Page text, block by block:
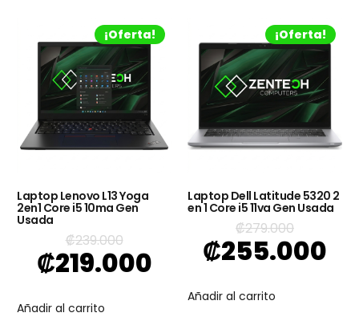
¡Oferta!
Laptop Lenovo L13 Yoga
2en1 Core i5 10ma Gen
Usada
₡239.000
₡219.000
Añadir al carrito
¡Oferta!
Laptop Dell Latitude 5320 2
en 1 Core i5 11va Gen Usada
₡279.000
₡255.000
Añadir al carrito